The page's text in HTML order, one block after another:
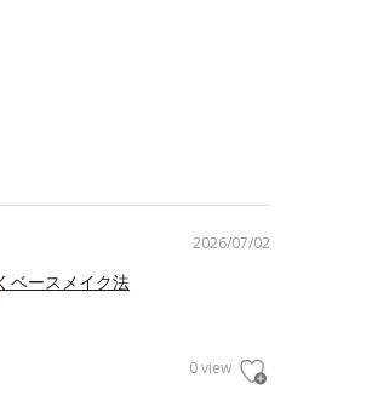
2026/07/02
ベースメイク法
0 view